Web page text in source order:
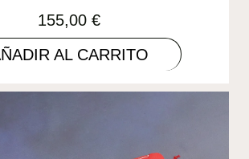
155,00 €
AL CARRITO